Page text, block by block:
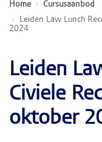
Home
Cursusaanbod
Leiden Law Lunch
2024
Leiden
Civiele
oktober